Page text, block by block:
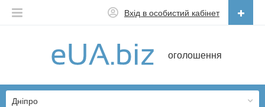
оголошення
Вхід в особистий кабінет
Українська
Дніпро